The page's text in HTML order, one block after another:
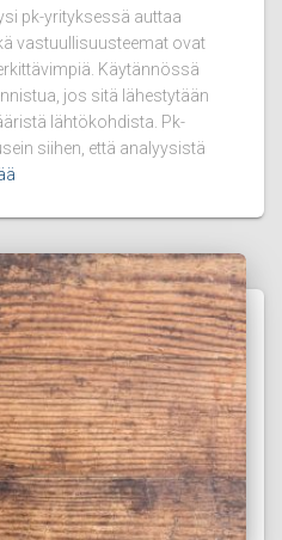
pk-yrityksessä auttaa
vastuullisuusteemat ovat
Käytännössä
jos sitä lähestytään
lähtökohdista. Pk-
siihen, että analyysistä